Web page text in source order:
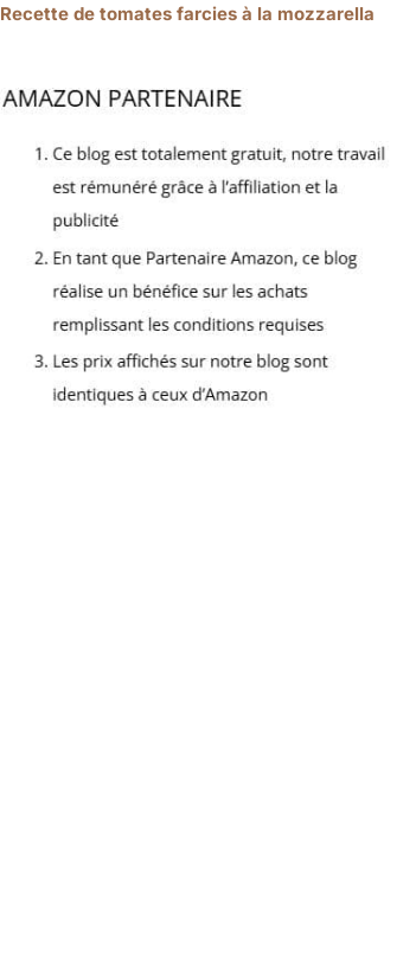
Recette de tomates farcies à la mozzarella